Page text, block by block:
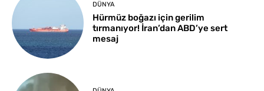
DÜNYA
Hürmüz boğazı için gerilim
tırmanıyor! İran’dan ABD’ye sert
mesaj